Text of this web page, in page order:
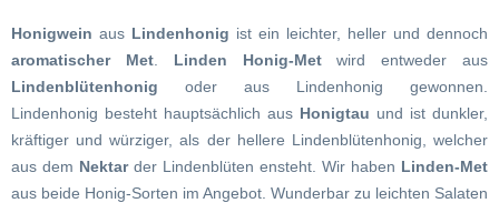
Honigwein aus Lindenhonig ist ein leichter, heller und dennoch
aromatischer Met. Linden Honig-Metwird entweder aus
Lindenblütenhonig oder aus Lindenhonig gewonnen.
Lindenhonig besteht hauptsächlich aus Honigtau und ist dunkler,
kräftiger und würziger, als der hellere Lindenblütenhonig, welcher
aus dem Nektarder Lindenblüten ensteht. Wir haben Linden-Met
aus beide Honig-Sorten im Angebot. Wunderbar zu leichten Salaten